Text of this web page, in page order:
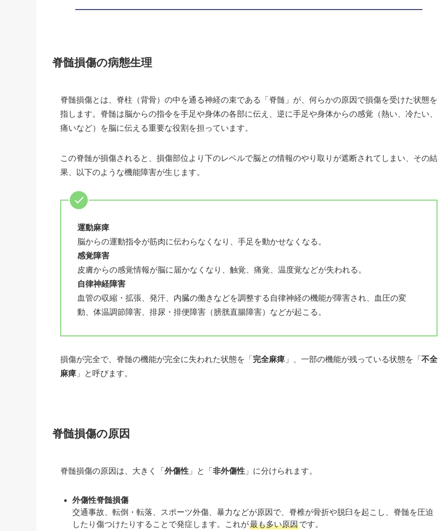
脊髄損傷の病態生理
脊髄損傷とは、脊柱（背骨）の中を通る神経の束である「脊髄」が、何らかの原因で損傷を受けた状態を
指します。脊髄は脳からの指令を手足や身体の各部に伝え、逆に手足や身体からの感覚（熱い、冷たい、
痛いなど）を脳に伝える重要な役割を担っています。
この脊髄が損傷されると、損傷部位より下のレベルで脳との情報のやり取りが遮断されてしまい、その結
果、以下のような機能障害が生じます。
運動麻痺
脳からの運動指令が筋肉に伝わらなくなり、手足を動かせなくなる。
感覚障害
皮膚からの感覚情報が脳に届かなくなり、触覚、痛覚、温度覚などが失われる。
自律神経障害
血管の収縮・拡張、発汗、内臓の働きなどを調整する自律神経の機能が障害され、血圧の変
動、体温調節障害、排尿・排便障害（膀胱直腸障害）などが起こる。
損傷が完全で、脊髄の機能が完全に失われた状態を「 完全麻痺 」、一部の機能が残っている状態を「 不全
麻痺 」と呼びます。
脊髄損傷の原因
脊髄損傷の原因は、大きく「 外傷性 」と「 非外傷性 」に分けられます。
外傷性脊髄損傷
交通事故、転倒・転落、スポーツ外傷、暴力などが原因で、脊椎が骨折や脱臼を起こし、脊髄を圧迫
したり傷つけたりすることで発症します。これが最も多い原因です。